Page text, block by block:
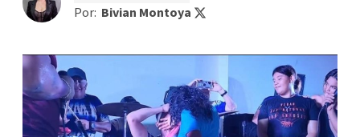
Por: Bivian Montoya